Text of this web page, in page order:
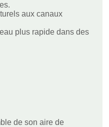
aux canaux
plus rapide dans des
de son aire de